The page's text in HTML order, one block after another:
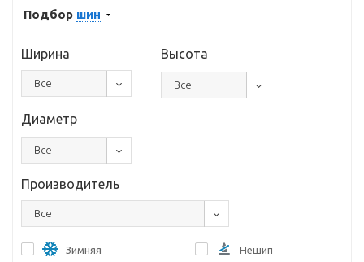
Подбор шин
Ширина
Все
Высота
Все
Диаметр
Все
Производитель
Все
Зимняя Нешип